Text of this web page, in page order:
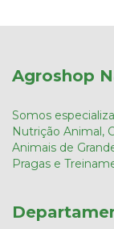
Agroshop
Somos
Nutrição Animal,
Animais de
Pragas e